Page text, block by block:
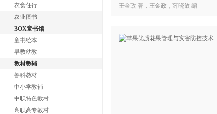
衣食住行
农业图书
BOX童书馆
童书绘本
早教幼教
教材教辅
鲁科教材
中小学教辅
中职特色教材
高职高专教材
王金政 著，王金政，薛晓敏 编